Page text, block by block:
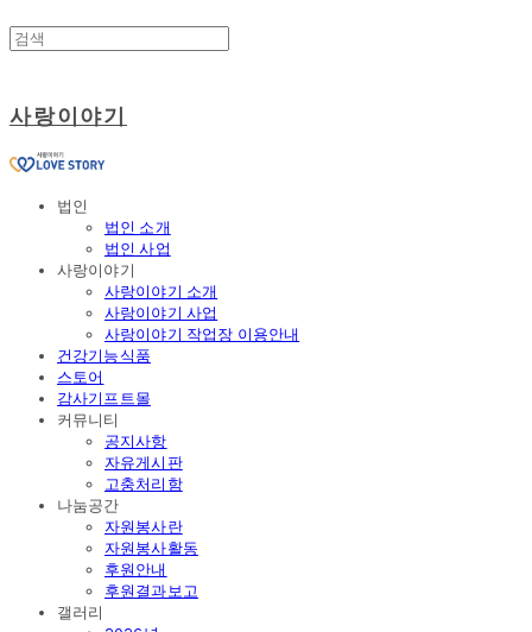
사랑이야기
법인
법인 소개
법인 사업
사랑이야기
사랑이야기 소개
사랑이야기 사업
사랑이야기 작업장 이용안내
건강기능식품
스토어
감사기프트몰
커뮤니티
공지사항
자유게시판
고충처리함
나눔공간
자원봉사란
자원봉사활동
후원안내
후원결과보고
갤러리